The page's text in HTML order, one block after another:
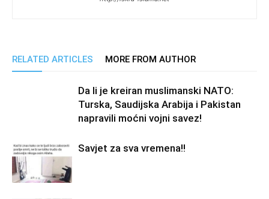
RELATED ARTICLES MORE FROM AUTHOR
Da li je kreiran muslimanski NATO:
Turska, Saudijska Arabija i Pakistan
napravili moćni vojni savez!
Savjet za sva vremena!!